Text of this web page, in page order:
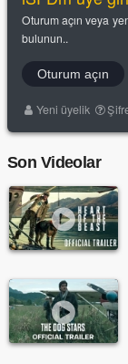
Oturum açın veya
bulunun..
Oturum açın
Yeni üyelik
Son Videolar